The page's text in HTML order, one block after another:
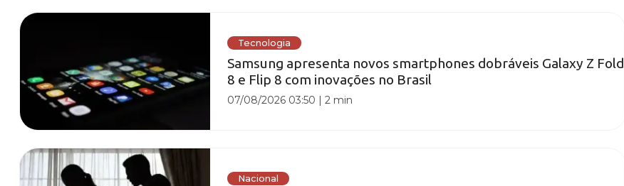
Tecnologia
Samsung apresenta novos smartphones dobráveis Galaxy Z Fold
8 e Flip 8 com inovações no Brasil
07/08/2026 03:50 |2 min
Nacional